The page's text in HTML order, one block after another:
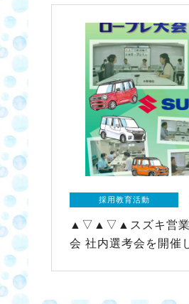
採用教育活動
▲▽▲▽▲スズキ営業
会 社内選考会を開